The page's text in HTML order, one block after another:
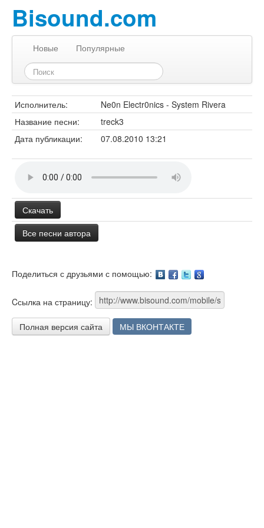
Bisound.com
Новые Популярные
Исполнитель:
Ne0n Electr0nics - System Rivera
Название песни:
treck3
Дата публикации:
07.08.2010 13:21
Скачать
Все песни автора
Поделиться с друзьями с помощью:
Cсылка на страницу:
Полная версия сайта МЫ ВКОНТАКТЕ